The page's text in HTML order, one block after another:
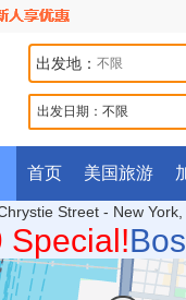
出发地：
出发日期： 不限
首页 美国旅游
Street - New York,
Special!